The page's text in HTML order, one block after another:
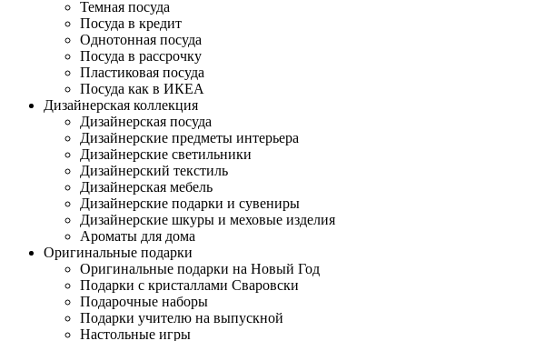
Темная посуда
Посуда в кредит
Однотонная посуда
Посуда в рассрочку
Пластиковая посуда
Посуда как в ИКЕА
Дизайнерская коллекция
Дизайнерская посуда
Дизайнерские предметы интерьера
Дизайнерские светильники
Дизайнерский текстиль
Дизайнерская мебель
Дизайнерские подарки и сувениры
Дизайнерские шкуры и меховые изделия
Ароматы для дома
Оригинальные подарки
Оригинальные подарки на Новый Год
Подарки с кристаллами Сваровски
Подарочные наборы
Подарки учителю на выпускной
Настольные игры